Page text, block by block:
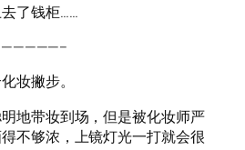
了钱柜……
妆撇步。
地带妆到场，但是被化妆师严
不够浓，上镜灯光一打就会很